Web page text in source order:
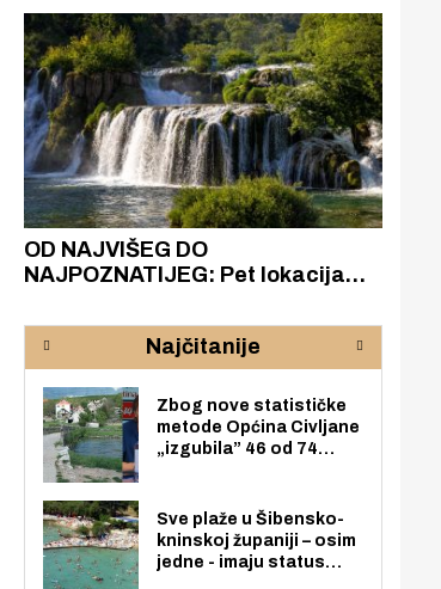
OD NAJVIŠEG DO
NAJPOZNATIJEG: Pet lokacija
rijeke Krke
Najčitanije
Zbog nove statističke
metode Općina Civljane
„izgubila” 46 od 74
nego radno sposobnih
osoba među svojih 170
stanovnika.
Sve plaže u Šibensko-
kninskoj županiji – osim
jedne - imaju status